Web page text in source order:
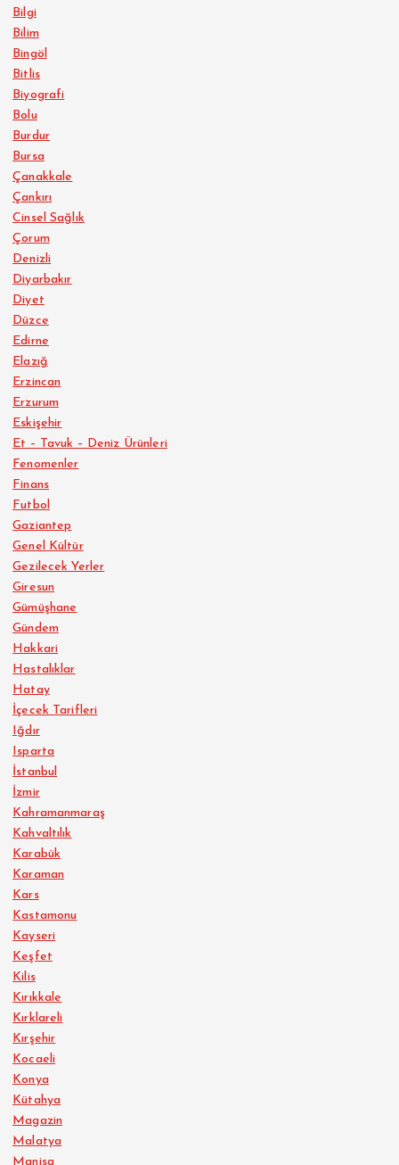
Bilgi
Bilim
Bingöl
Bitlis
Biyografi
Bolu
Burdur
Bursa
Çanakkale
Çankırı
Cinsel Sağlık
Çorum
Denizli
Diyarbakır
Diyet
Düzce
Edirne
Elazığ
Erzincan
Erzurum
Eskişehir
Et – Tavuk – Deniz Ürünleri
Fenomenler
Finans
Futbol
Gaziantep
Genel Kültür
Gezilecek Yerler
Giresun
Gümüşhane
Gündem
Hakkari
Hastalıklar
Hatay
İçecek Tarifleri
Iğdır
Isparta
İstanbul
İzmir
Kahramanmaraş
Kahvaltılık
Karabük
Karaman
Kars
Kastamonu
Kayseri
Keşfet
Kilis
Kırıkkale
Kırklareli
Kırşehir
Kocaeli
Konya
Kütahya
Magazin
Malatya
Manisa